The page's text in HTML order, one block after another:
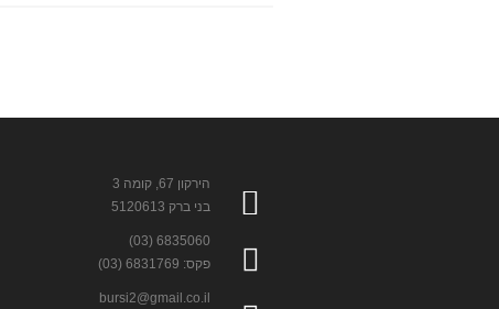
הירקון 67, קומה 3
בני ברק 5120613
6835060 (03)
פקס: 6831769 (03)
bursi2@gmail.co.il